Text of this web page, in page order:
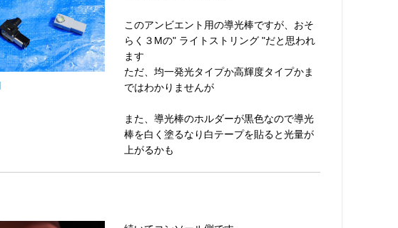
このアンビエント用の導光棒ですが、おそ
らく３Mの" ライトストリング "だと思われ
ます
ただ、均一発光タイプか高輝度タイプかま
ではわかりませんが
また、導光棒のホルダーが黒色なので導光
棒を白く塗るなり白テープを貼ると光量が
上がるかも